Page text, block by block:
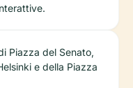
Piazza del Senato,
e della Piazza